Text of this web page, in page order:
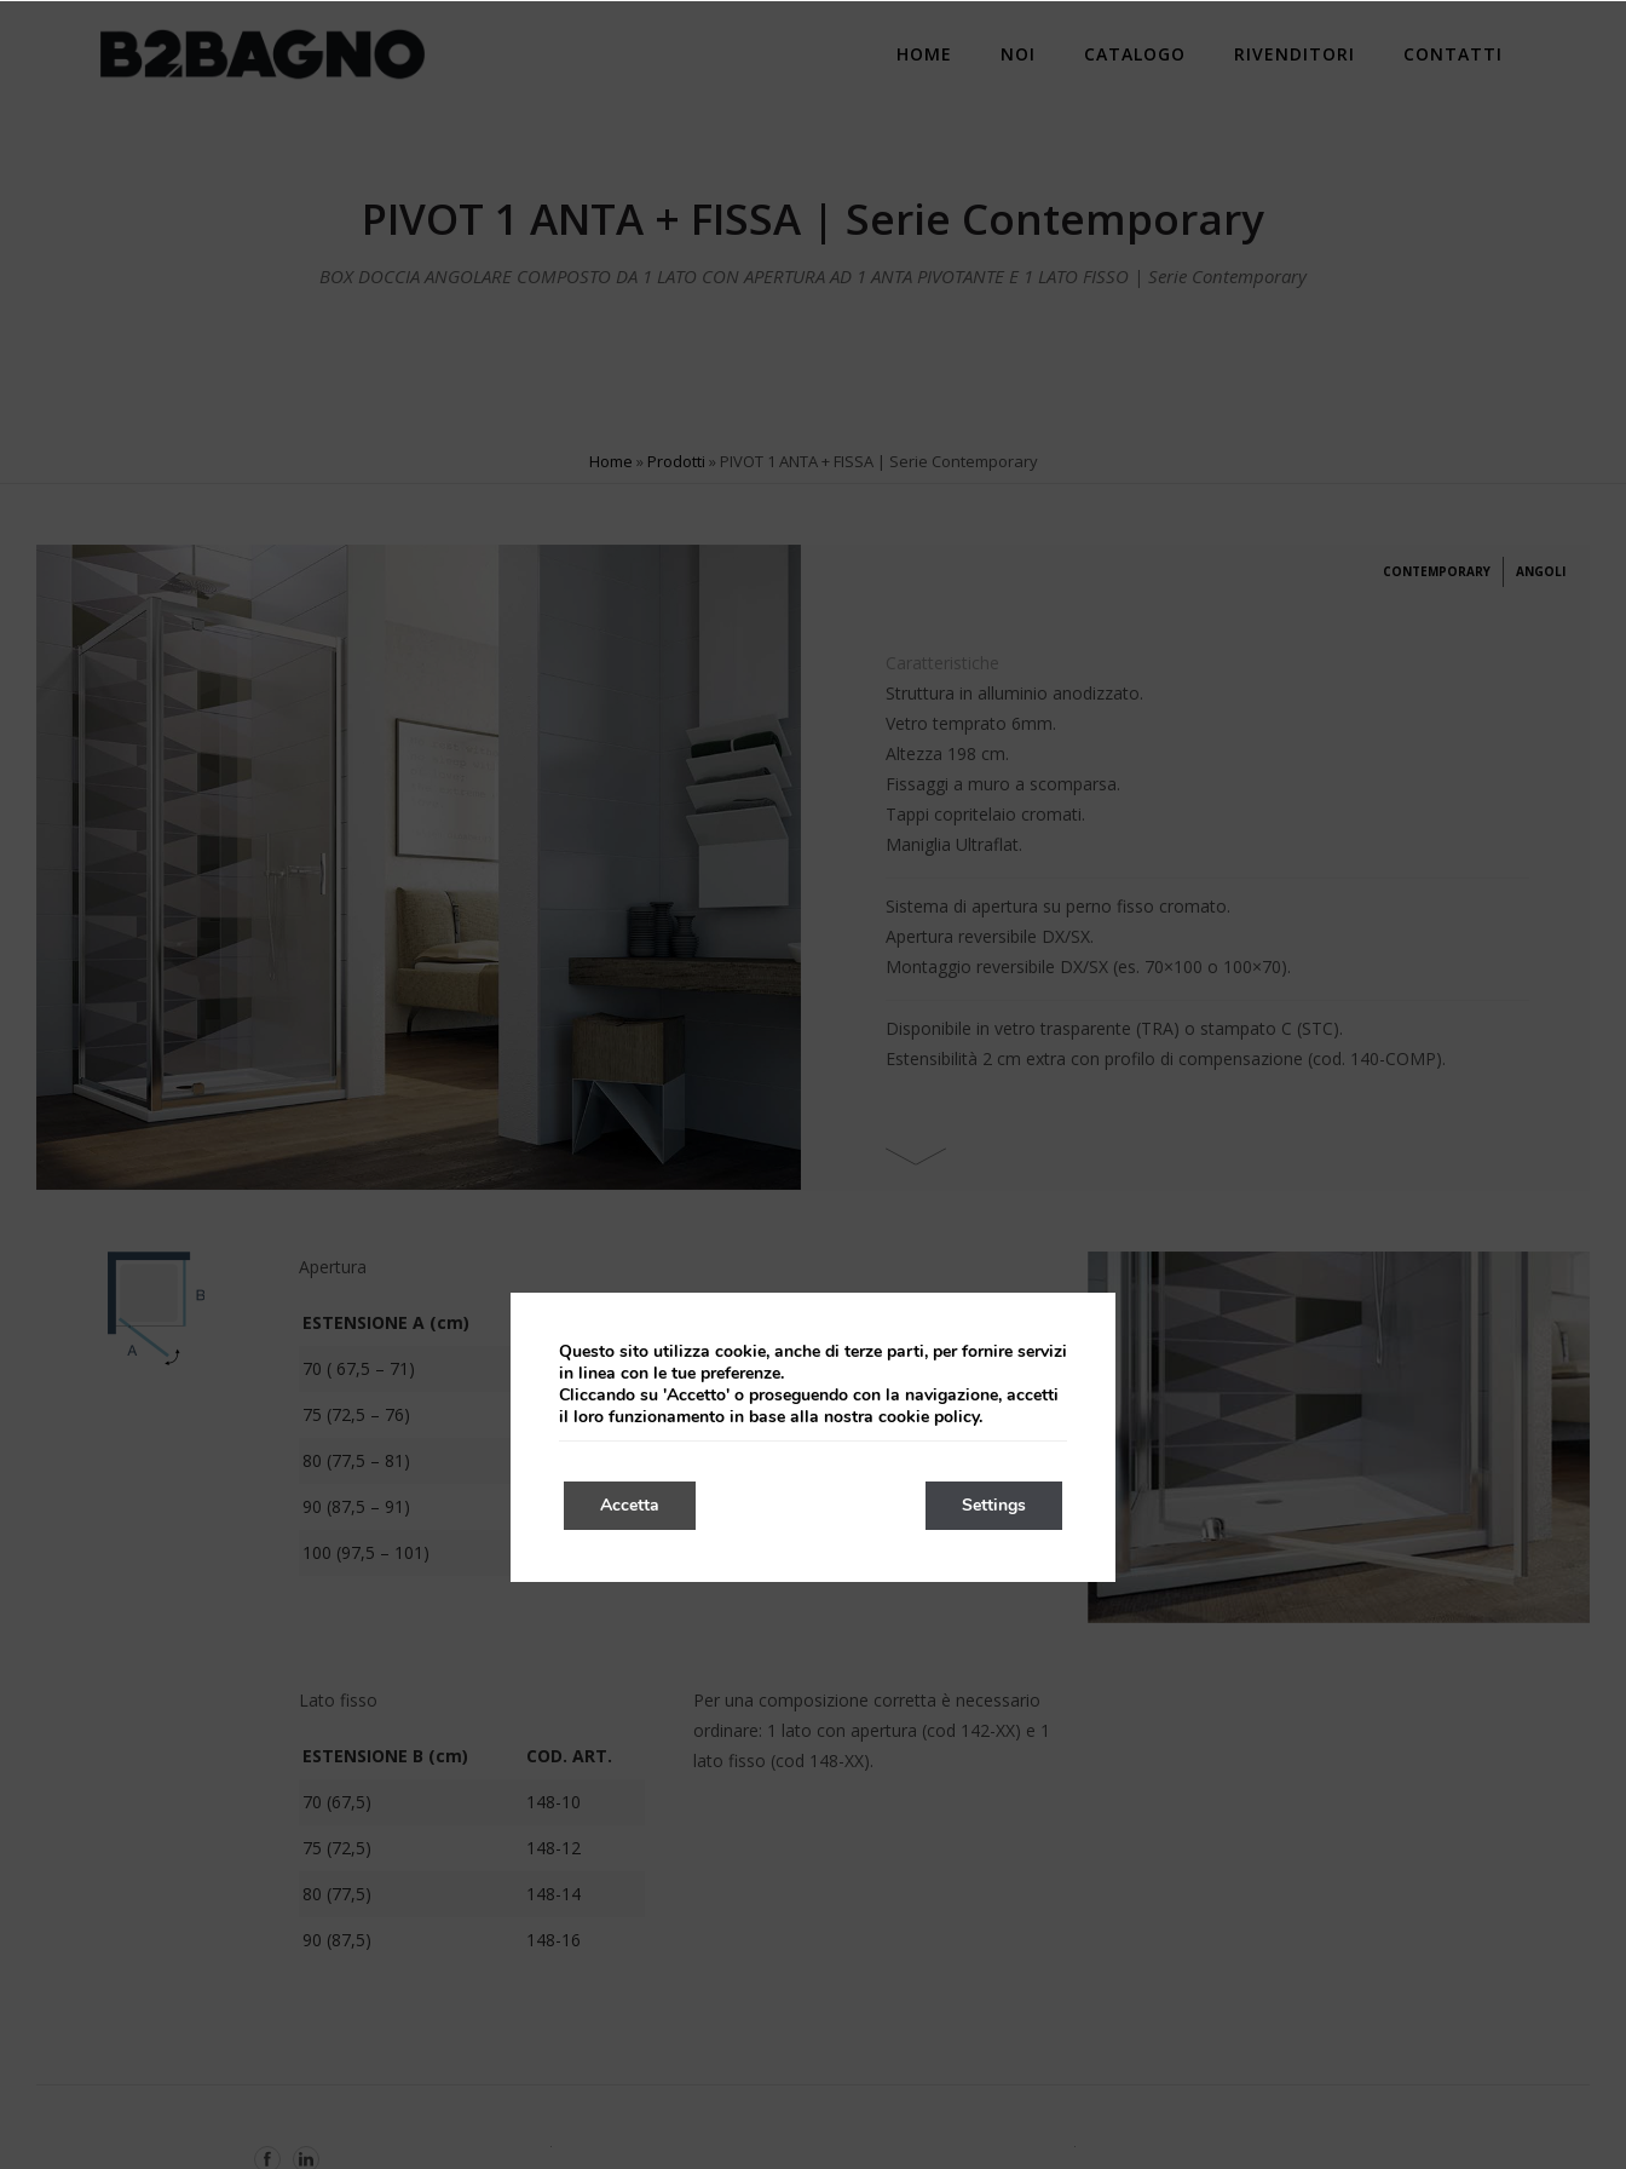
HOME NOI CATALOGO RIVENDITORI CONTATTI
PIVOT 1 ANTA + FISSA | Serie Contemporary
BOX DOCCIA ANGOLARE COMPOSTO DA 1 LATO CON APERTURA AD 1 ANTA PIVOTANTE E 1 LATO FISSO | Serie Contemporary
Home » Prodotti » PIVOT 1 ANTA + FISSA | Serie Contemporary
ANGOLI
CONTEMPORARY
Caratteristiche
Struttura in alluminio anodizzato.
Vetro temprato 6mm.
Altezza 198 cm.
Fissaggi a muro a scomparsa.
Tappi copritelaio cromati.
Maniglia Ultraflat.
Sistema di apertura su perno fisso cromato.
Apertura reversibile DX/SX.
Montaggio reversibile DX/SX (es. 70×100 o 100×70).
Disponibile in vetro trasparente (TRA) o stampato C (STC).
Estensibilità 2 cm extra con profilo di compensazione (cod. 140-COMP).
Apertura
ESTENSIONE A (cm)
70 ( 67,5 – 71)
42
142-10
75 (72,5 – 76)
47
142-12
80 (77,5 – 81)
90 (87,5 – 91)
62
100 (97,5 – 101)
Lato fisso
ESTENSIONE B (cm)
COD. ART.
70 (67,5)
148-10
75 (72,5)
148-12
80 (77,5)
148-14
90 (87,5)
148-16
Per una composizione corretta è necessario
ordinare: 1 lato con apertura (cod 142-XX) e 1
lato fisso (cod 148-XX).
Questo sito utilizza cookie, anche di terze parti, per fornire servizi
in linea con le tue preferenze.
Cliccando su 'Accetto' o proseguendo con la navigazione, accetti
il loro funzionamento in base alla nostra cookie policy.
Accetta Settings